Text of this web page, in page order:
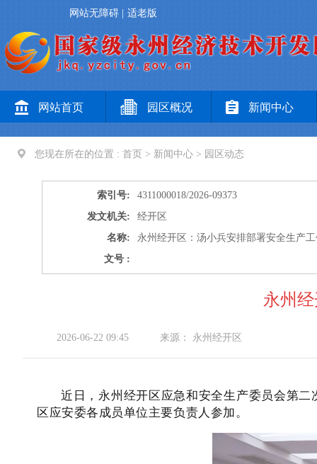
网站无障碍 适老版
网站首页 园区概况 新闻中心
您现在所在的位置 : 首页 > 新闻中心 > 园区动态
索引号:
4311000018/2026-09373
发文机关:
经开区
名称:
永州经开区：汤小兵安排部署安全生产
文号 :
永州
2026-06-22 09:45 来源： 永州经开区
近日，永州经开区应急和安全生产委员会第
区应安委各成员单位主要负责人参加。